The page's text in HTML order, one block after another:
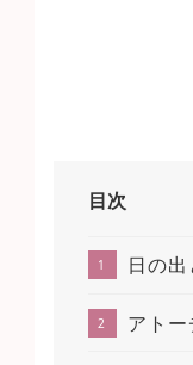
目次
日の
アト